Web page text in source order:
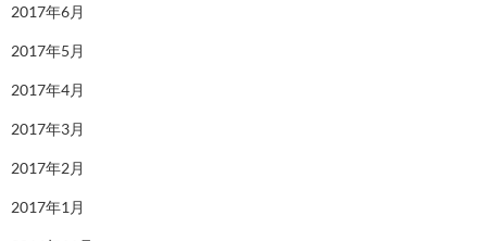
2017年6月
2017年5月
2017年4月
2017年3月
2017年2月
2017年1月